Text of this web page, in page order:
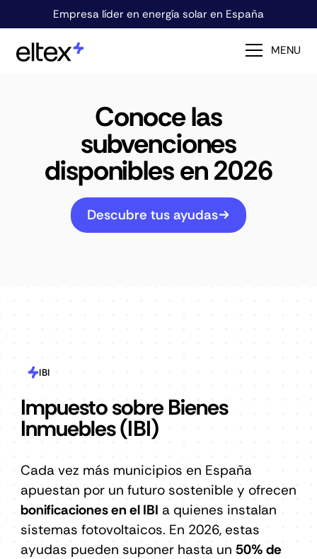
Empresa líder en energía solar en España
MENU
Conoce las
subvenciones
disponibles en 2026
Descubre tus ayudas
IBI
Impuesto sobre Bienes
Inmuebles (IBI)
Cada vez más municipios en España
apuestan por un futuro sostenible y ofrecen
bonificaciones en el IBI a quienes instalan
sistemas fotovoltaicos. En 2026, estas
ayudas pueden suponer hasta un 50% de